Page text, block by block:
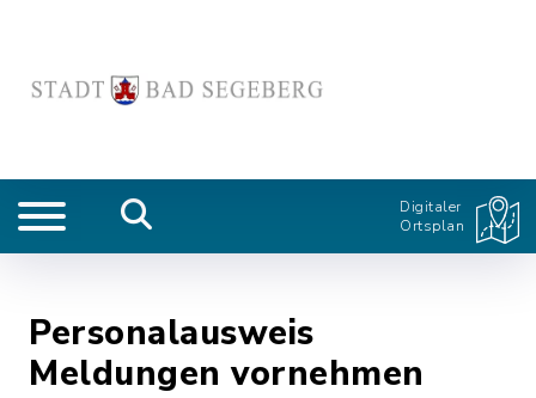
Digitaler
Ortsplan
Personalausweis
Meldungen vornehmen